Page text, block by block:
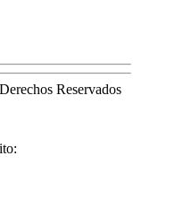
Reservados